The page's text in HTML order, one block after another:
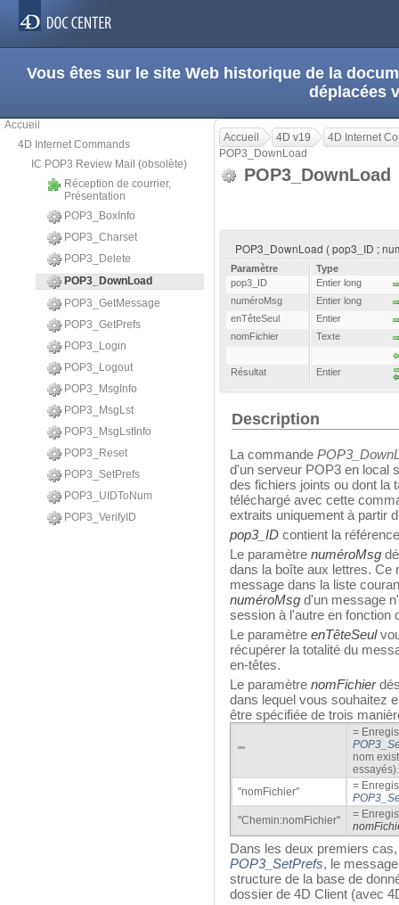
Vous êtes sur le site Web historique de la
déplacées
Accueil
4D Internet Commands
IC POP3 Review Mail (obsolète)
Réception de courrier,
Présentation
POP3_BoxInfo
POP3_Charset
POP3_Delete
POP3_DownLoad
POP3_GetMessage
POP3_GetPrefs
POP3_Login
POP3_Logout
POP3_MsgInfo
POP3_MsgLst
POP3_MsgLstInfo
POP3_Reset
POP3_SetPrefs
POP3_UIDToNum
POP3_VerifyID
Accueil 4D v19
4D Internet
POP3_DownLoad
POP3_DownLoad
POP3_DownLoad ( pop3_ID ;
Paramètre
Type
pop3_ID
Entier long
numéroMsg
Entier long
enTêteSeul
Entier
nomFichier
Texte
Résultat Entier
Description
La commande
d'un serveur POP3 en local
des fichiers joints ou dont la
téléchargé avec cette
extraits uniquement à partir
pop3_ID contient la
Le paramètre numéroMsg
dans la boîte aux lettres. Ce
message dans la liste
numéroMsg d'un message
session à l'autre en fonction
Le paramètre enTêteSeul
récupérer la totalité du
en-têtes.
Le paramètre nomFichier
dans lequel vous souhaitez
être spécifiée de trois
""
=
nom
essayés).
"nomFichier"
=
"Chemin:nomFichier"
=
Dans les deux premiers
POP3_SetPrefs, le
structure de la base de
dossier de 4D Client (avec